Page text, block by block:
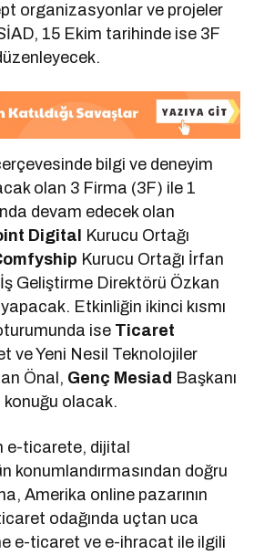
organizasyonlar ve projeler
15 Ekim tarihinde ise 3F
bilgi ve deneyim
olan 3 Firma (3F) ile 1
devam edecek olan
Digital Kurucu Ortağı
Kurucu Ortağı İrfan
İş Geliştirme Direktörü Özkan
Etkinliğin ikinci kısmı
ise Ticaret
ve Yeni Nesil Teknolojiler
Önal, Genç Mesiad Başkanı
konuğu olacak.
e-ticarete, dijital
konumlandırmasından doğru
Amerika online pazarının
odağında uçtan uca
e-ticaret ve e-ihracat ile ilgili